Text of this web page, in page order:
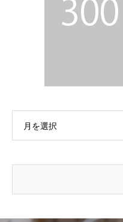
月を選択